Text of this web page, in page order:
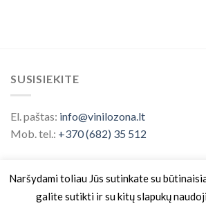
SUSISIEKITE
El. paštas: info@vinilozona.lt
Mob. tel.: +370 (682) 35 512
Naršydami toliau Jūs sutinkate su
galite sutikti ir su kitų slapukų